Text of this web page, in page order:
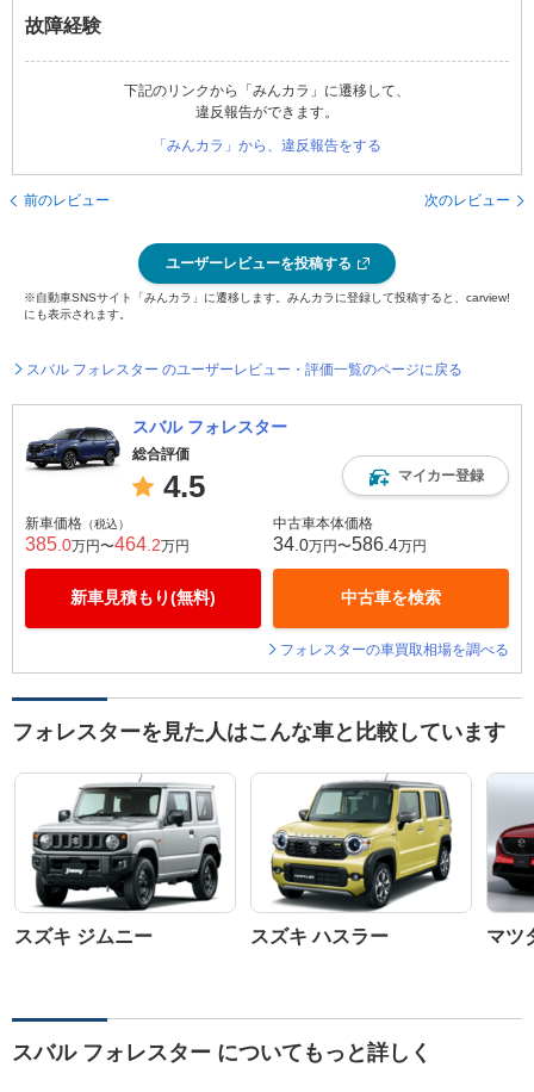
故障経験
下記のリンクから「みんカラ」に遷移して、
違反報告ができます。
「みんカラ」から、違反報告をする
前のレビュー 次のレビュー
ユーザーレビューを投稿する
※自動車SNSサイト「みんカラ」に遷移します。みんカラに登録して投稿すると、carview!
にも表示されます。
スバル フォレスター のユーザーレビュー・評価一覧のページに戻る
スバル フォレスター
総合評価
4.5 マイカー登録
新車価格 （税込）
385 .0万円〜464 .2万円
新車見積もり(無料)
中古車本体価格
34 .0万円〜586 .4万円
中古車を検索
フォレスターの車買取相場を調べる
フォレスターを見た人はこんな車と比較しています
スズキ ジムニー スズキ ハスラー マツ
スバル フォレスター についてもっと詳しく